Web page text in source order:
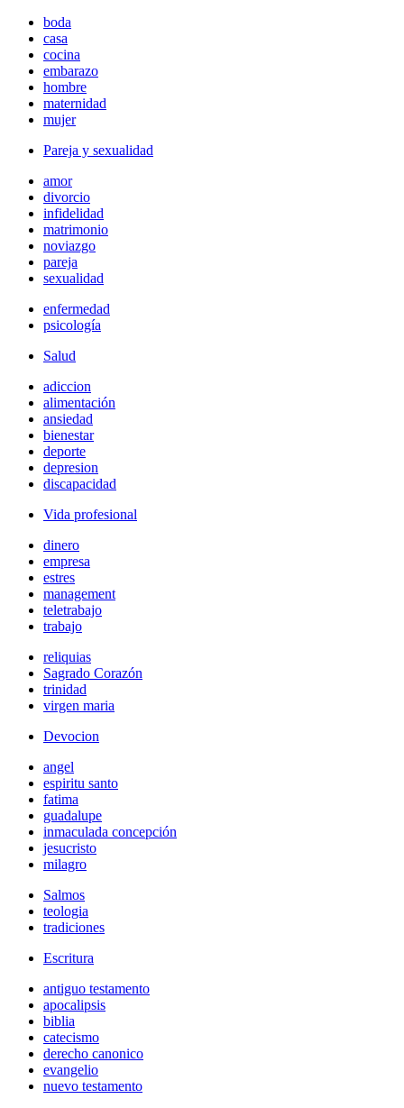
boda
casa
cocina
embarazo
hombre
maternidad
mujer
Pareja y sexualidad
amor
divorcio
infidelidad
matrimonio
noviazgo
pareja
sexualidad
enfermedad
psicología
Salud
adiccion
alimentación
ansiedad
bienestar
deporte
depresion
discapacidad
Vida profesional
dinero
empresa
estres
management
teletrabajo
trabajo
reliquias
Sagrado Corazón
trinidad
virgen maria
Devocion
angel
espiritu santo
fatima
guadalupe
inmaculada concepción
jesucristo
milagro
Salmos
teologia
tradiciones
Escritura
antiguo testamento
apocalipsis
biblia
catecismo
derecho canonico
evangelio
nuevo testamento